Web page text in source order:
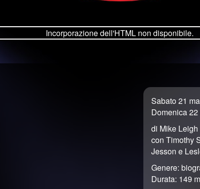
Incorporazione dell'HTML non disponibile.
Sabato 21
Domenica
di Mike Leigh
con Timothy
Jesson e
Genere:
Durata: 149